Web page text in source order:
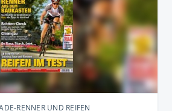
RENNER UND REIFEN